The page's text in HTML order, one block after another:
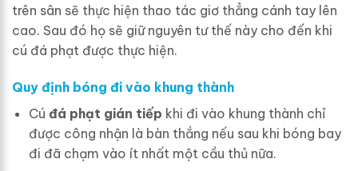
trên sân sẽ thực hiện thao tác giơ thẳng cánh tay lên
cao. Sau đó họ sẽ giữ nguyên tư thế này cho đến khi
cú đá phạt được thực hiện.
Quy định bóng đi vào khung thành
Cú đá phạt gián tiếp khi đi vào khung thành chỉ
được công nhận là bàn thắng nếu sau khi bóng bay
đi đã chạm vào ít nhất một cầu thủ nữa.